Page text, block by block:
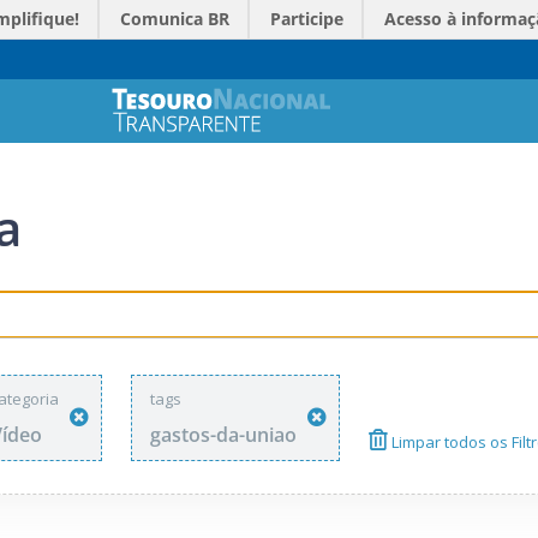
Comunica BR Participe Acesso à
tags
gastos-da-uniao Limpar todos os